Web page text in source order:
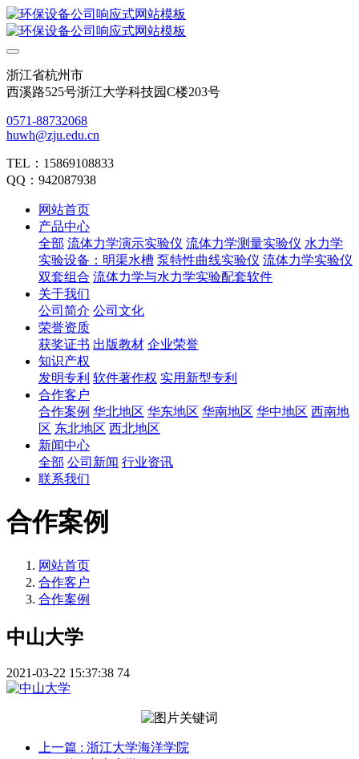
浙江省杭州市
西溪路525号浙江大学科技园C楼203号
0571-88732068
huwh@zju.edu.cn
TEL：15869108833
QQ：942087938
网站首页
产品中心
全部 流体力学演示实验仪 流体力学测量实验仪 水力学
实验设备：明渠水槽 泵特性曲线实验仪 流体力学实验仪
双套组合 流体力学与水力学实验配套软件
关于我们
公司简介 公司文化
荣誉资质
获奖证书 出版教材 企业荣誉
知识产权
发明专利 软件著作权 实用新型专利
合作客户
合作案例 华北地区 华东地区 华南地区 华中地区 西南地
区 东北地区 西北地区
新闻中心
全部 公司新闻 行业资讯
联系我们
合作案例
网站首页
合作客户
合作案例
中山大学
2021-03-22 15:37:38 74
上一篇 : 浙江大学海洋学院